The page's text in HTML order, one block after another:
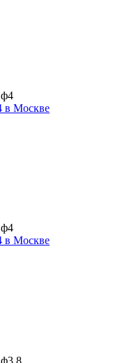
в Москве
в Москве